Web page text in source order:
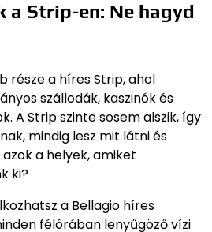
a Strip-en: Ne hagyd
része a híres Strip, ahol
szállodák, kaszinók és
A Strip szinte sosem alszik, így
mindig lesz mit látni és
a helyek, amiket
ki?
a Bellagio híres
félórában lenyűgöző vízi